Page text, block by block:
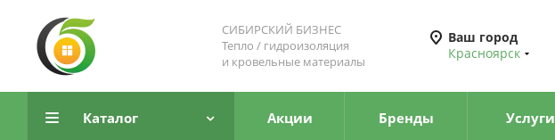
СИБИРСКИЙ БИЗНЕС
Тепло / гидроизоляция
и кровельные материалы
Ваш город
Красноярск
Каталог Акции Бренды Услуги